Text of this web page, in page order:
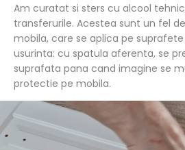
Am curatat si sters cu alcool
transferurile. Acestea sunt un fel
mobila, care se aplica pe
usurinta: cu spatula aferenta, se
suprafata pana cand imagine se
protectie pe mobila.